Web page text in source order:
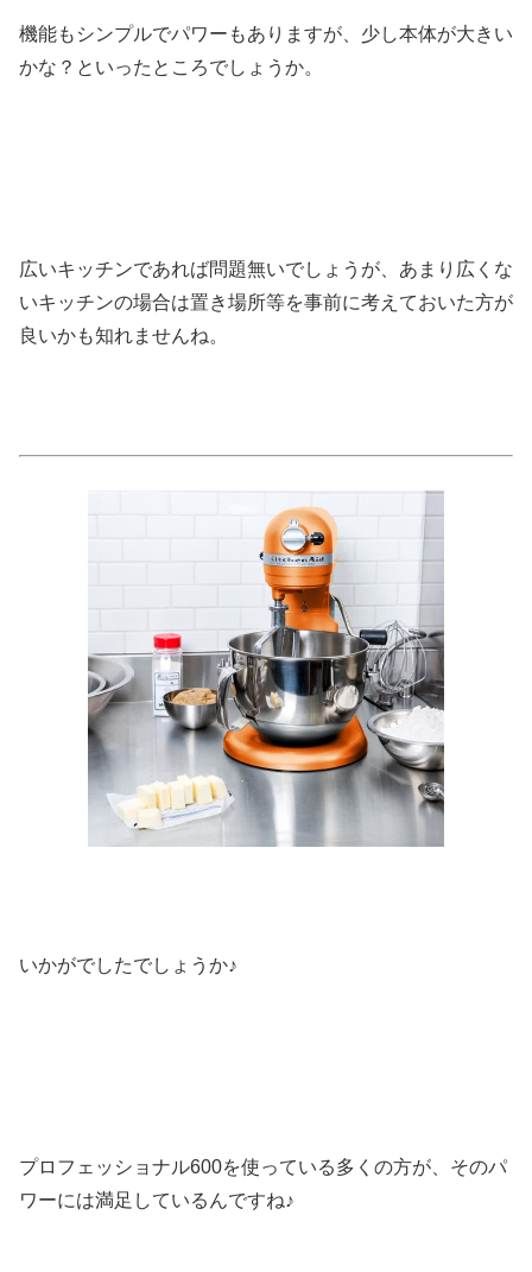
機能もシンプルでパワーもありますが、少し本体が大きい
かな？といったところでしょうか。
広いキッチンであれば問題無いでしょうが、あまり広くな
いキッチンの場合は置き場所等を事前に考えておいた方が
良いかも知れませんね。
いかがでしたでしょうか♪
プロフェッショナル600を使っている多くの方が、そのパ
ワーには満足しているんですね♪